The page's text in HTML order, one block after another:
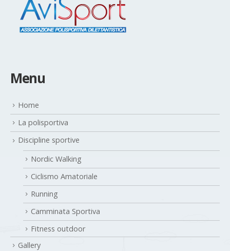
Menu
Home
La polisportiva
Discipline sportive
Nordic Walking
Ciclismo Amatoriale
Running
Camminata Sportiva
Fitness outdoor
Gallery